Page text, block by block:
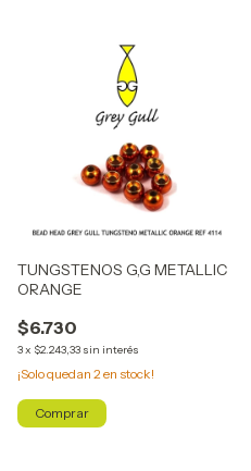
TUNGSTENOS G,G METALLIC
ORANGE
$6.730
3x $2.243,33 sin interés
¡Solo quedan 2en stock!
Comprar